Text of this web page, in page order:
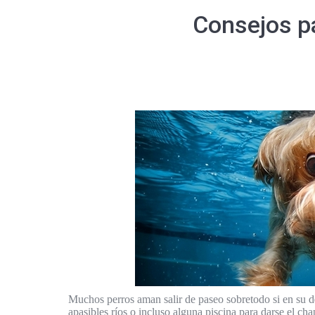
Consejos
Muchos perros aman salir de paseo sobretodo si en su
apasibles ríos o incluso alguna piscina para darse el